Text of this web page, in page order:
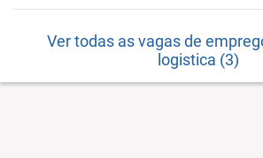
Ver todas as vagas de
logistica (3)